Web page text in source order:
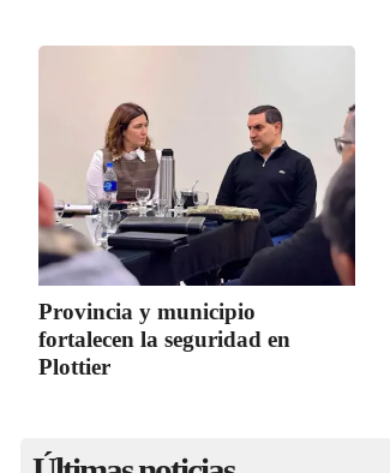
Provincia y municipio
fortalecen la seguridad en
Plottier